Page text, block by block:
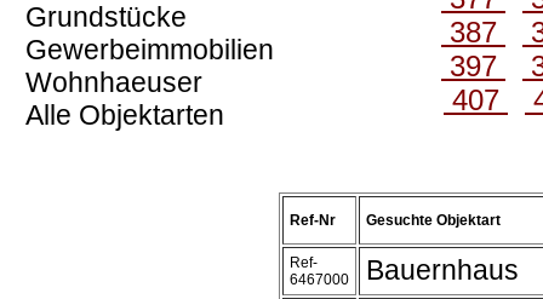
Grundstücke
Gewerbeimmobilien
Wohnhaeuser
Alle Objektarten
387
397
407
Ref-Nr Gesuchte Objektart
Ref-
6467000
Bauernhaus